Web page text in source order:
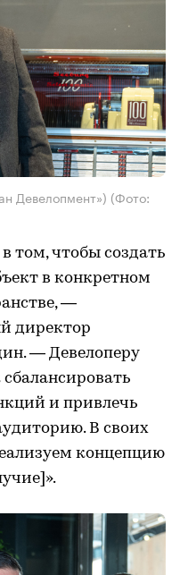
Девелопмент») (Фото:
том, чтобы создать
в конкретном
—
директор
— Девелоперу
и привлечь
В своих
концепцию